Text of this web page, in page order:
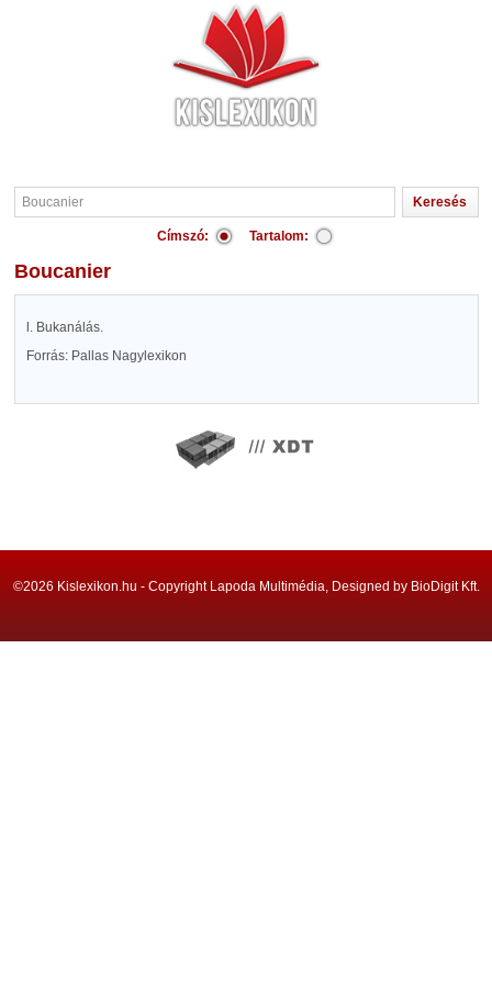
Címszó: Tartalom:
Boucanier
l. Bukanálás.
Forrás: Pallas Nagylexikon
©2026 Kislexikon.hu - Copyright Lapoda Multimédia, Designed by BioDigit Kft.